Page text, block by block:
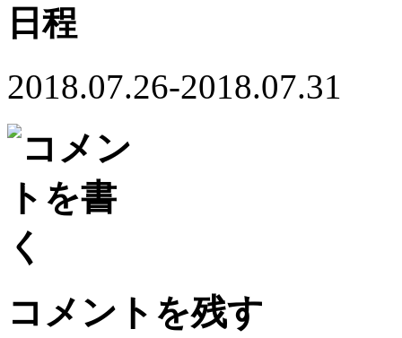
日程
2018.07.26-2018.07.31
コメントを残す